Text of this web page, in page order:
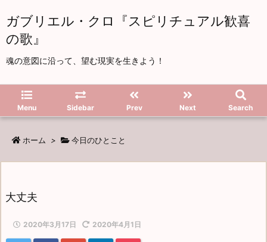
ガブリエル・クロ『スピリチュアル歓喜
の歌』
魂の意図に沿って、望む現実を生きよう！
Menu Sidebar Prev Next Search
ホーム > 今日のひとこと
大丈夫
2020年3月17日 2020年4月1日